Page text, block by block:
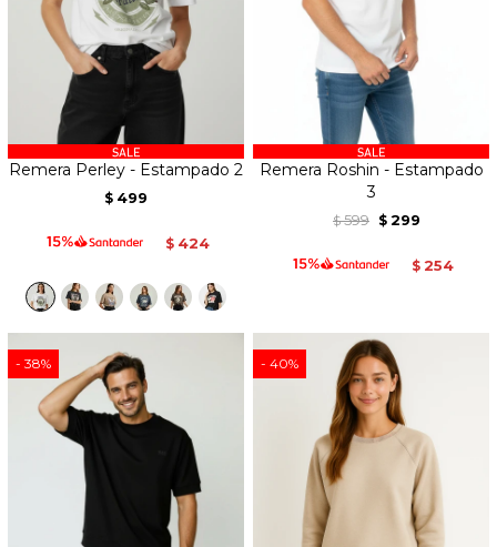
Remera Perley - Estampado 2
$ 499
$ 424
Remera Roshin - Estampado
3
$ 599 $ 299
$ 254
38 40